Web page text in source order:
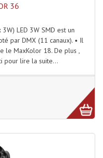
36
LED 3W SMD est un
par DMX (11 canaux). • Il
le MaxKolor 18. De plus ,
pour lire la suite...